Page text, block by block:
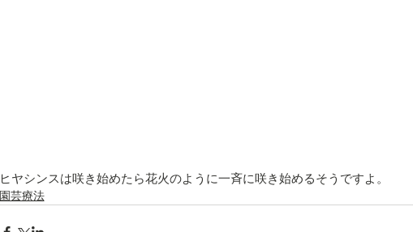
ヒヤシンスは咲き始めたら花火のように一斉に咲き始めるそうですよ。
園芸療法